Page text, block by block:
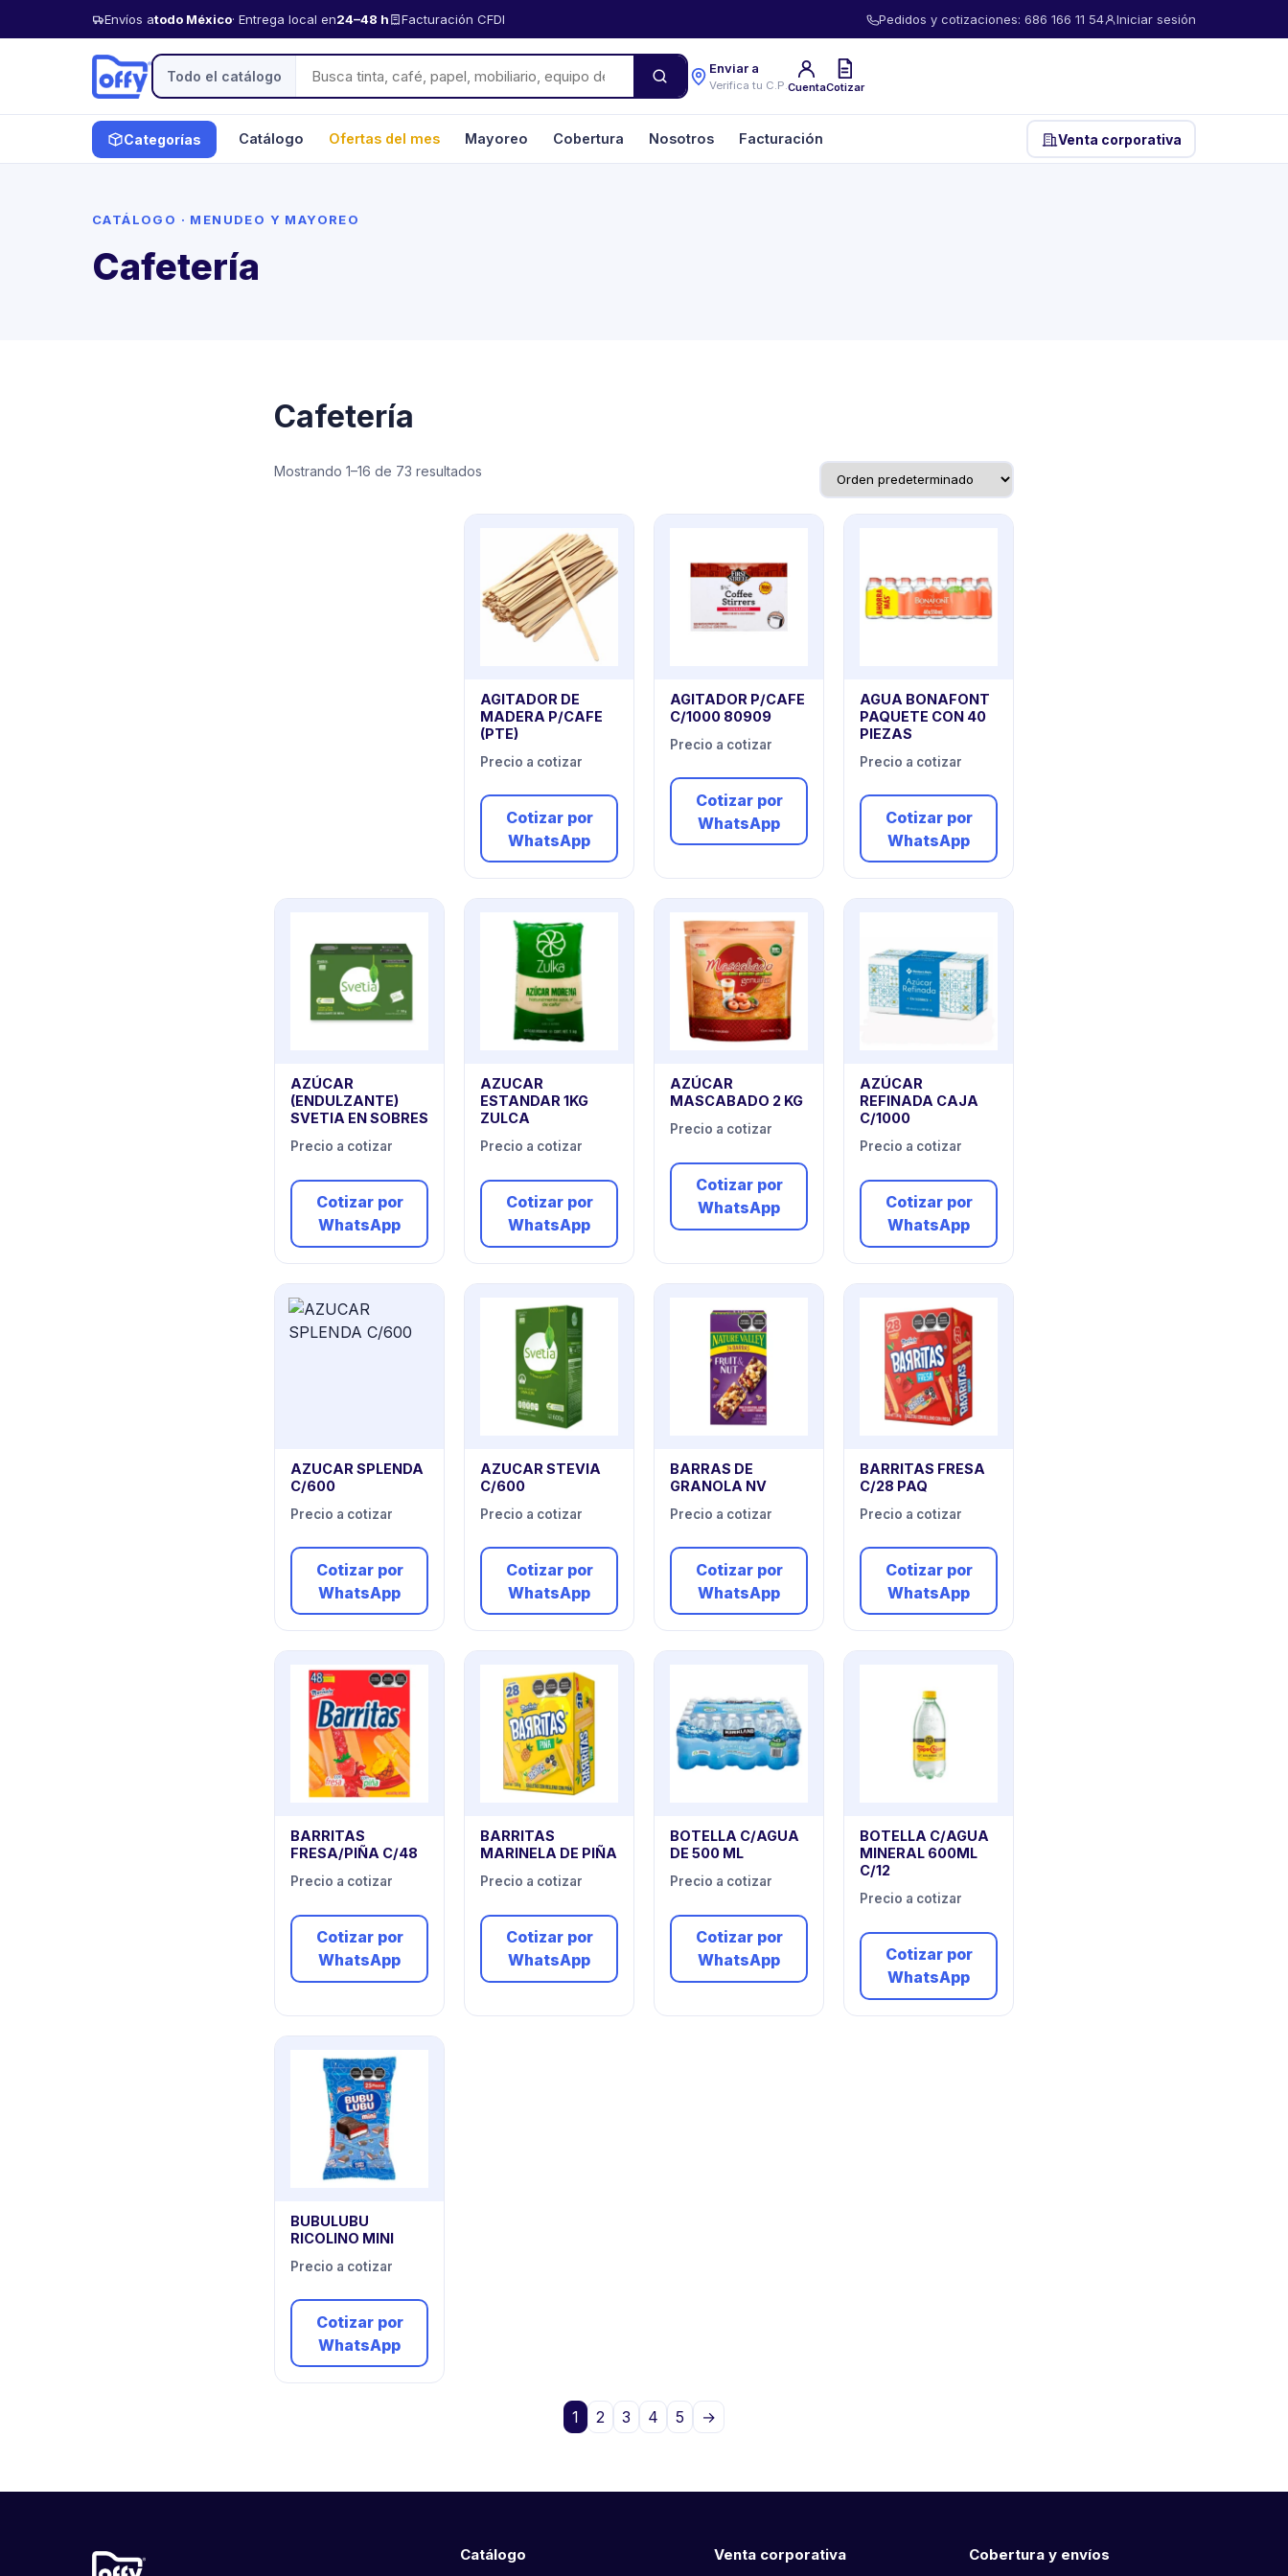
Envíos atodo México· Entrega local en24–48 h Facturación CFDI Pedidos y cotizaciones: 686 166 11 54 Iniciar sesión
Todo el catálogo Enviar a
Verifica tu C.P.CuentaCotizar
Categorías Catálogo Ofertas del mes Mayoreo Cobertura Nosotros Facturación Venta corporativa
CATÁLOGO · MENUDEO Y MAYOREO
Cafetería
Cafetería
Mostrando 1–16 de 73 resultados
AGITADOR DE
MADERA P/CAFE
(PTE)
Precio a cotizar
Cotizar por
WhatsApp
AGITADOR P/CAFE
C/1000 80909
Precio a cotizar
Cotizar por
WhatsApp
AGUA BONAFONT
PAQUETE CON 40
PIEZAS
Precio a cotizar
Cotizar por
WhatsApp
AZÚCAR
(ENDULZANTE)
SVETIA EN SOBRES
Precio a cotizar
Cotizar por
WhatsApp
AZUCAR
ESTANDAR 1KG
ZULCA
Precio a cotizar
Cotizar por
WhatsApp
AZÚCAR
MASCABADO 2 KG
Precio a cotizar
Cotizar por
WhatsApp
AZÚCAR
REFINADA CAJA
C/1000
Precio a cotizar
Cotizar por
WhatsApp
AZUCAR SPLENDA
C/600
Precio a cotizar
Cotizar por
WhatsApp
AZUCAR STEVIA
C/600
Precio a cotizar
Cotizar por
WhatsApp
BARRAS DE
GRANOLA NV
Precio a cotizar
Cotizar por
WhatsApp
BARRITAS FRESA
C/28 PAQ
Precio a cotizar
Cotizar por
WhatsApp
BARRITAS
FRESA/PIÑA C/48
Precio a cotizar
Cotizar por
WhatsApp
BARRITAS
MARINELA DE PIÑA
Precio a cotizar
Cotizar por
WhatsApp
BOTELLA C/AGUA
DE 500 ML
Precio a cotizar
Cotizar por
WhatsApp
BOTELLA C/AGUA
MINERAL 600ML
C/12
Precio a cotizar
Cotizar por
WhatsApp
BUBULUBU
RICOLINO MINI
Precio a cotizar
Cotizar por
WhatsApp
1 2 3 4 5 →
Catálogo Venta corporativa Cobertura y envíos